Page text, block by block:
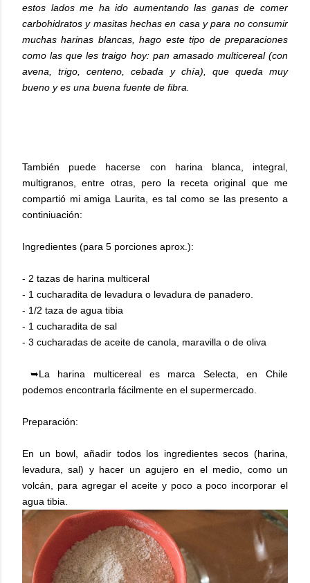
estos lados me ha ido aumentando las ganas de comer
carbohidratos y masitas hechas en casa y para no consumir
muchas harinas blancas, hago este tipo de preparaciones
como las que les traigo hoy: pan amasado multicereal (con
avena, trigo, centeno, cebada y chía), que queda muy
bueno y es una buena fuente de fibra.
También puede hacerse con harina blanca, integral,
multigranos, entre otras, pero la receta original que me
compartió mi amiga Laurita, es tal como se las presento a
continiuación:
Ingredientes (para 5 porciones aprox.):
- 2 tazas de harina multiceral
- 1 cucharadita de levadura o levadura de panadero.
- 1/2 taza de agua tibia
- 1 cucharadita de sal
- 3 cucharadas de aceite de canola, maravilla o de oliva
➥La harina multicereal es marca Selecta, en Chile
podemos encontrarla fácilmente en el supermercado.
Preparación:
En un bowl, añadir todos los ingredientes secos (harina,
levadura, sal) y hacer un agujero en el medio, como un
volcán, para agregar el aceite y poco a poco incorporar el
agua tibia.